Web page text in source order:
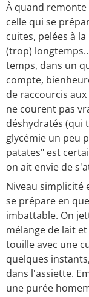
À quand
celle qui se
cuites, pelées à
(trop)
temps, dans un
compte,
de raccourcis
ne courent pas
déshydratés (qui
glycémie un peu
patates" est
on ait envie de
Niveau simplicité
se prépare en
imbattable. On
mélange de lait
touille avec une
quelques
dans l'assiette.
une purée